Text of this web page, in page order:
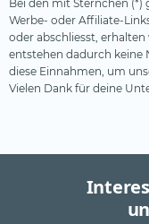
Bei den mit Sternchen (*)
Werbe- oder Affiliate-
oder abschliesst,
entstehen dadurch keine
diese Einnahmen, um
Vielen Dank für deine